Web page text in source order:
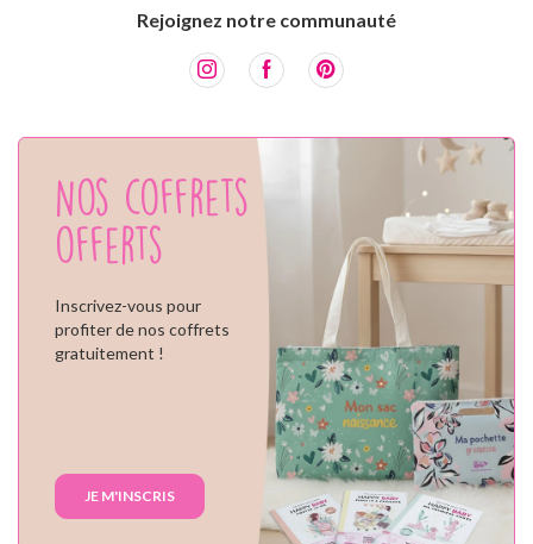
Rejoignez notre communauté
Nos coffrets
offerts
Inscrivez-vous pour
profiter de nos coffrets
gratuitement !
JE M'INSCRIS